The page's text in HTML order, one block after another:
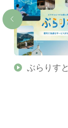
ぶらりすと